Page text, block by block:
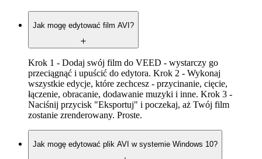
Jak mogę edytować film AVI?
Krok 1 - Dodaj swój film do VEED - wystarczy go
przeciągnąć i upuścić do edytora. Krok 2 - Wykonaj
wszystkie edycje, które zechcesz - przycinanie, cięcie,
łączenie, obracanie, dodawanie muzyki i inne. Krok 3 -
Naciśnij przycisk "Eksportuj" i poczekaj, aż Twój film
zostanie zrenderowany. Proste.
Jak mogę edytować plik AVI w systemie Windows 10?